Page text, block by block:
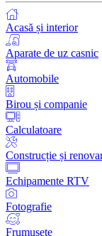
Acasă și interior
Aparate de uz casnic
Automobile
Birou și companie
Calculatoare
Construcție și
Echipamente RTV
Fotografie
Frumuseţe